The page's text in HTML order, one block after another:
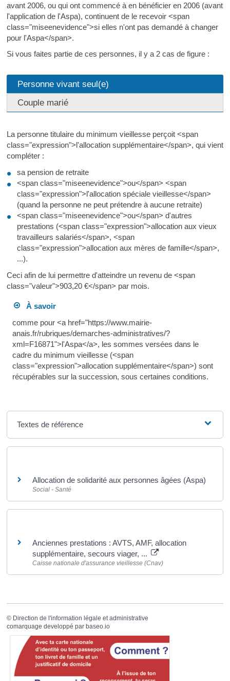
avant 2006, ou qui ont commencé à en bénéficier en 2006 (avant
l'application de l'Aspa), continuent de le recevoir <span
class="miseenevidence">si elles n'ont pas demandé à changer
pour l'Aspa</span>.
Si vous faites partie de ces personnes, il y a 2 cas de figure :
Personne vivant seul(e)
Couple marié
La personne titulaire du minimum vieillesse perçoit <span
class="expression">l'allocation supplémentaire</span>, qui vient
compléter :
sa pension de retraite
<span class="miseenevidence">ou</span> <span
class="expression">l'allocation spéciale vieillesse</span>
(quand la personne ne peut prétendre à aucune retraite)
<span class="miseenevidence">ou</span> d'autres
prestations (<span class="expression">allocation aux vieux
travailleurs salariés</span>, <span
class="expression">allocation aux mères de famille</span>,
...).
Ceci afin de lui permettre d'atteindre un revenu de <span
class="valeur">903,20 €</span> par mois.
À savoir
comme pour <a href="https://www.mairie-
anais.fr/rubriques/demarches-administratives/?
xml=F16871">l'Aspa</a>, les sommes versées dans le
cadre du minimum vieillesse (<span
class="expression">allocation supplémentaire</span>) sont
récupérables sur la succession, sous certaines conditions.
Textes de référence
Allocation de solidarité aux personnes âgées (Aspa)
Social - Santé
Anciennes prestations : AVTS, AMF, allocation
supplémentaire, secours viager, ...
Caisse nationale d'assurance vieillesse (Cnav)
© Direction de l'information légale et administrative
comarquage developpé par baseo.io